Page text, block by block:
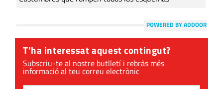
POWERED BY ADDOOR
T'ha interessat aquest contingut?
Subscriu-te al nostre butlletí i rebràs més
informació al teu correu electrònic